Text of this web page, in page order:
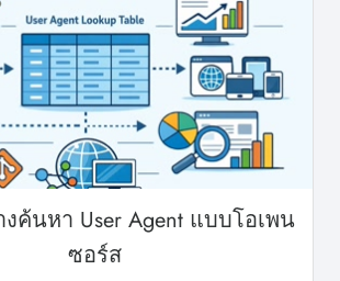
ค้นหา User Agent แบบโอเพน
ซอร์ส